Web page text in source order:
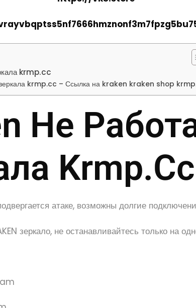
krmp.cc
krmp.cc – Ссылка на kraken kraken shop
Не
Krmp.cc
атаке, возможны долгие
зеркало, не останавливайтесь только на